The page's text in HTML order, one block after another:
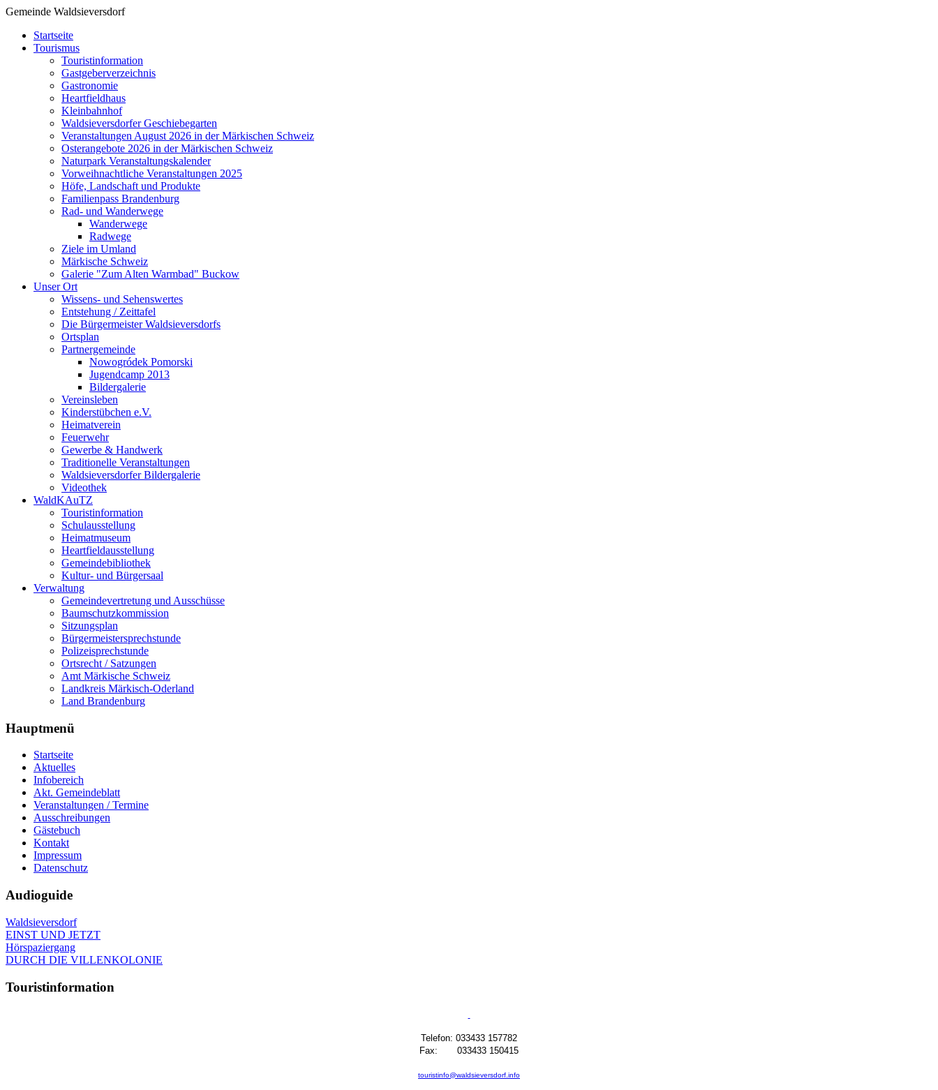
Gemeinde Waldsieversdorf
Startseite
Tourismus
Touristinformation
Gastgeberverzeichnis
Gastronomie
Heartfieldhaus
Kleinbahnhof
Waldsieversdorfer Geschiebegarten
Veranstaltungen August 2026 in der Märkischen Schweiz
Osterangebote 2026 in der Märkischen Schweiz
Naturpark Veranstaltungskalender
Vorweihnachtliche Veranstaltungen 2025
Höfe, Landschaft und Produkte
Familienpass Brandenburg
Rad- und Wanderwege
Wanderwege
Radwege
Ziele im Umland
Märkische Schweiz
Galerie "Zum Alten Warmbad" Buckow
Unser Ort
Wissens- und Sehenswertes
Entstehung / Zeittafel
Die Bürgermeister Waldsieversdorfs
Ortsplan
Partnergemeinde
Nowogródek Pomorski
Jugendcamp 2013
Bildergalerie
Vereinsleben
Kinderstübchen e.V.
Heimatverein
Feuerwehr
Gewerbe & Handwerk
Traditionelle Veranstaltungen
Waldsieversdorfer Bildergalerie
Videothek
WaldKAuTZ
Touristinformation
Schulausstellung
Heimatmuseum
Heartfieldausstellung
Gemeindebibliothek
Kultur- und Bürgersaal
Verwaltung
Gemeindevertretung und Ausschüsse
Baumschutzkommission
Sitzungsplan
Bürgermeistersprechstunde
Polizeisprechstunde
Ortsrecht / Satzungen
Amt Märkische Schweiz
Landkreis Märkisch-Oderland
Land Brandenburg
Hauptmenü
Startseite
Aktuelles
Infobereich
Akt. Gemeindeblatt
Veranstaltungen / Termine
Ausschreibungen
Gästebuch
Kontakt
Impressum
Datenschutz
Audioguide
Waldsieversdorf
EINST UND JETZT
Hörspaziergang
DURCH DIE VILLENKOLONIE
Touristinformation
Telefon: 033433 157782
Fax: 033433 150415
touristinfo@waldsieversdorf.info